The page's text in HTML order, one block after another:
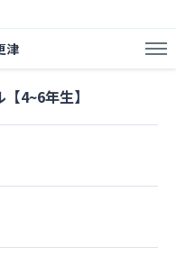
津
4~6年生】